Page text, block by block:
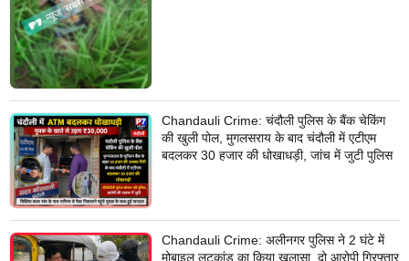
Chandauli Crime: चंदौली पुलिस के बैंक चेकिंग
की खुली पोल, मुगलसराय के बाद चंदौली में एटीएम
बदलकर 30 हजार की धोखाधड़ी, जांच में जुटी पुलिस
Chandauli Crime: अलीनगर पुलिस ने 2 घंटे में
मोबाइल लूटकांड का किया खुलासा, दो आरोपी गिरफ्तार